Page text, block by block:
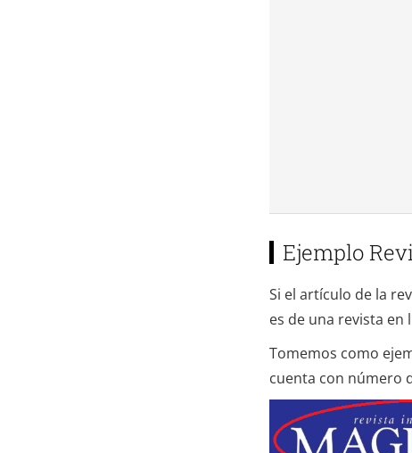
Ejemplo
Si el artículo de la
es de una revista
Tomemos como
cuenta con número